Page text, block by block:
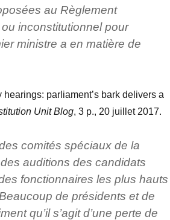
au Règlement
inconstitutionnel pour
ministre a en matière de
parliament’s bark delivers a
Unit Blog, 3 p., 20 juillet 2017.
comités spéciaux de la
auditions des candidats
fonctionnaires les plus hauts
de présidents et de
qu’il s’agit d’une perte de